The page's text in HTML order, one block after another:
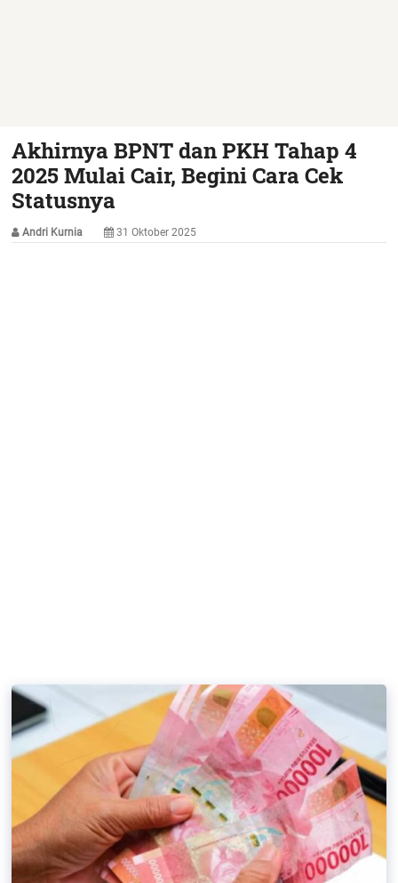
Akhirnya BPNT dan PKH Tahap 4
2025 Mulai Cair, Begini Cara Cek
Statusnya
Andri Kurnia 31 Oktober 2025